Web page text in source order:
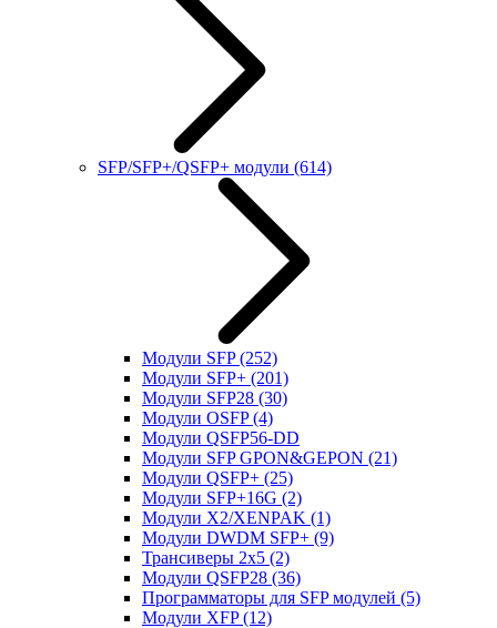
SFP/SFP+/QSFP+ модули (614)
Модули SFP(252)
Модули SFP+ (201)
Модули SFP28 (30)
Модули OSFP(4)
Модули QSFP56-DD
Модули SFP GPON&GEPON (21)
Модули QSFP+ (25)
Модули SFP+16G (2)
Модули X2/XENPAK (1)
Модули DWDM SFP+ (9)
Трансиверы 2x5 (2)
Модули QSFP28 (36)
Программаторы для SFP модулей (5)
Модули XFP(12)